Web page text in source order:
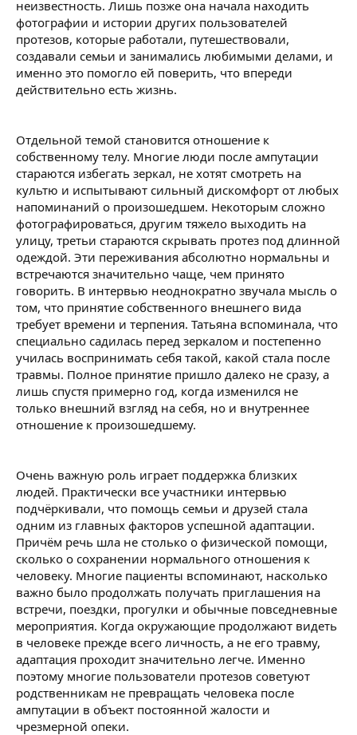
неизвестность. Лишь позже она начала находить
фотографии и истории других пользователей
протезов, которые работали, путешествовали,
создавали семьи и занимались любимыми делами, и
именно это помогло ей поверить, что впереди
действительно есть жизнь.
Отдельной темой становится отношение к
собственному телу. Многие люди после ампутации
стараются избегать зеркал, не хотят смотреть на
культю и испытывают сильный дискомфорт от любых
напоминаний о произошедшем. Некоторым сложно
фотографироваться, другим тяжело выходить на
улицу, третьи стараются скрывать протез под длинной
одеждой. Эти переживания абсолютно нормальны и
встречаются значительно чаще, чем принято
говорить. В интервью неоднократно звучала мысль о
том, что принятие собственного внешнего вида
требует времени и терпения. Татьяна вспоминала, что
специально садилась перед зеркалом и постепенно
училась воспринимать себя такой, какой стала после
травмы. Полное принятие пришло далеко не сразу, а
лишь спустя примерно год, когда изменился не
только внешний взгляд на себя, но и внутреннее
отношение к произошедшему.
Очень важную роль играет поддержка близких
людей. Практически все участники интервью
подчёркивали, что помощь семьи и друзей стала
одним из главных факторов успешной адаптации.
Причём речь шла не столько о физической помощи,
сколько о сохранении нормального отношения к
человеку. Многие пациенты вспоминают, насколько
важно было продолжать получать приглашения на
встречи, поездки, прогулки и обычные повседневные
мероприятия. Когда окружающие продолжают видеть
в человеке прежде всего личность, а не его травму,
адаптация проходит значительно легче. Именно
поэтому многие пользователи протезов советуют
родственникам не превращать человека после
ампутации в объект постоянной жалости и
чрезмерной опеки.